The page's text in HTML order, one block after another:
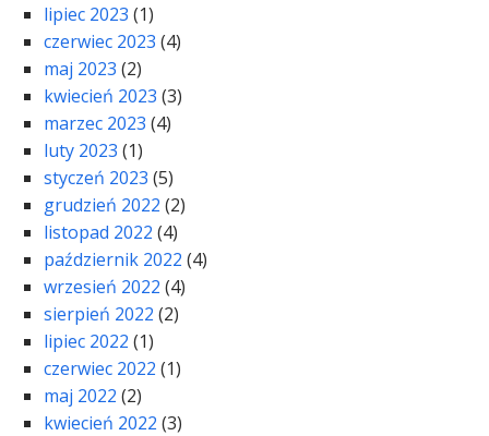
lipiec 2023 (1)
czerwiec 2023 (4)
maj 2023 (2)
kwiecień 2023 (3)
marzec 2023 (4)
luty 2023 (1)
styczeń 2023 (5)
grudzień 2022 (2)
listopad 2022 (4)
październik 2022 (4)
wrzesień 2022 (4)
sierpień 2022 (2)
lipiec 2022 (1)
czerwiec 2022 (1)
maj 2022 (2)
kwiecień 2022 (3)